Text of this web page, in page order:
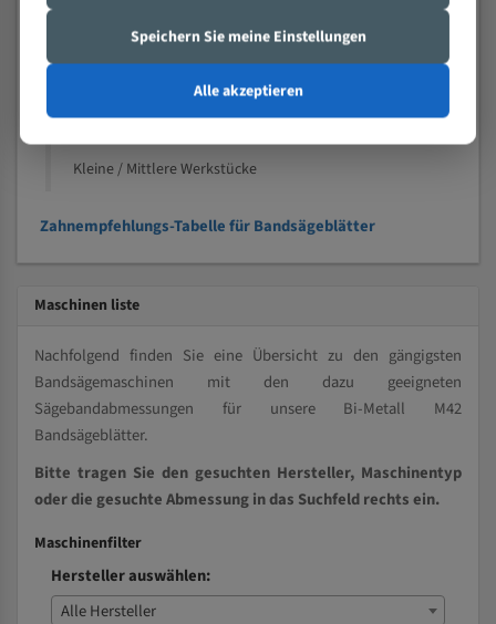
Nichteisenmetalle
Speziell entwickelt für Profile / Rohre
Kleine und mittlere Profile / Kleine Durchmesser
Kleine / Mittlere Werkstücke
Zahnempfehlungs-Tabelle für Bandsägeblätter
Maschinen liste
Nachfolgend finden Sie eine Übersicht zu den gängigsten
Bandsägemaschinen mit den dazu geeigneten
Sägebandabmessungen für unsere Bi-Metall M42
Bandsägeblätter.
Bitte tragen Sie den gesuchten Hersteller, Maschinentyp
oder die gesuchte Abmessung in das Suchfeld rechts ein.
Maschinenfilter
Hersteller auswählen:
Alle Hersteller
Speichern Sie meine Einstellungen
Alle akzeptieren